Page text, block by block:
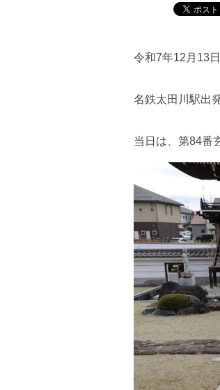
令和7年12月13
名鉄太田川駅出
当日は、第84番